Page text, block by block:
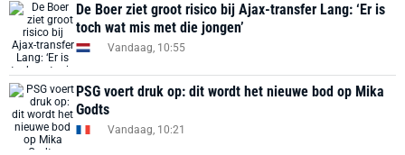
De Boer ziet groot risico bij Ajax-transfer Lang: ‘Er is
toch wat mis met die jongen’
Vandaag, 10:55
PSG voert druk op: dit wordt het nieuwe bod op Mika
Godts
Vandaag, 10:21